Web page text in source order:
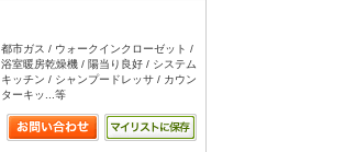
都市ガス / ウォークインクローゼット /
浴室暖房乾燥機 / 陽当り良好 / システム
キッチン / シャンプードレッサ / カウン
ターキッ...等